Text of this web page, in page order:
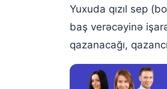
Yuxuda qızıl sep
baş verəcəyinə
qazanacağı,